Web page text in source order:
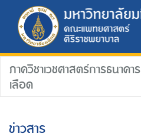
ภาควิชาเวชศาสตร์การธนาคาร
เลือด
ข่าวสาร